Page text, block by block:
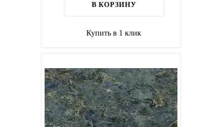
В КОРЗИНУ
Купить в 1 клик